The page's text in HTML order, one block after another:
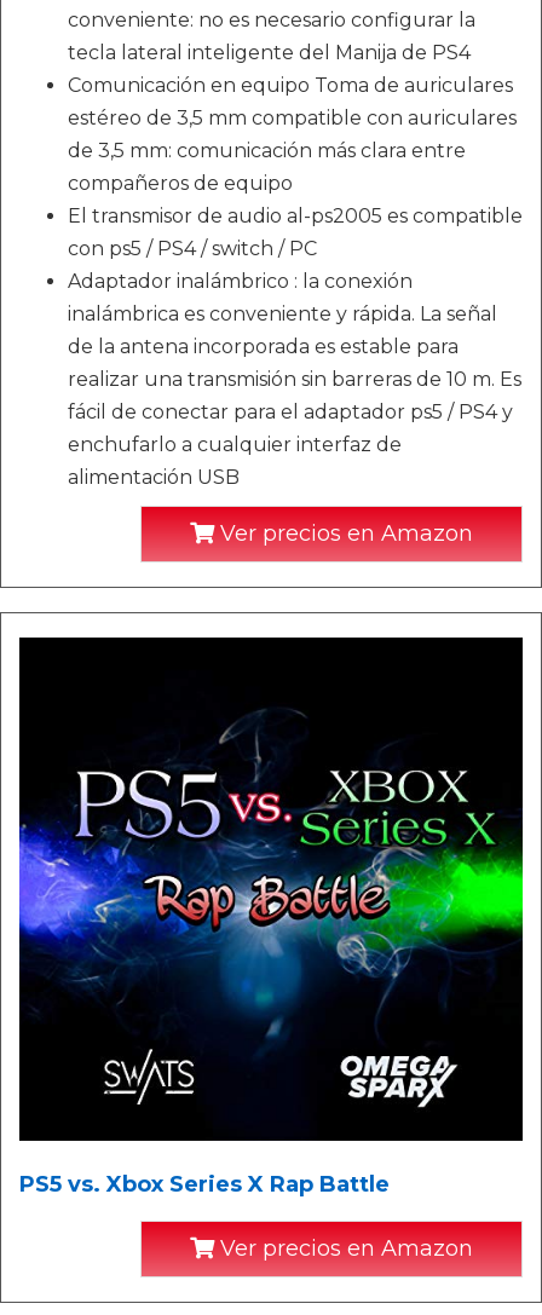
conveniente: no es necesario configurar la
tecla lateral inteligente del Manija de PS4
Comunicación en equipo Toma de auriculares
estéreo de 3,5 mm compatible con auriculares
de 3,5 mm: comunicación más clara entre
compañeros de equipo
El transmisor de audio al-ps2005 es compatible
con ps5 / PS4 / switch / PC
Adaptador inalámbrico : la conexión
inalámbrica es conveniente y rápida. La señal
de la antena incorporada es estable para
realizar una transmisión sin barreras de 10 m. Es
fácil de conectar para el adaptador ps5 / PS4 y
enchufarlo a cualquier interfaz de
alimentación USB
Ver precios en Amazon
PS5 vs. Xbox Series X Rap Battle
Ver precios en Amazon